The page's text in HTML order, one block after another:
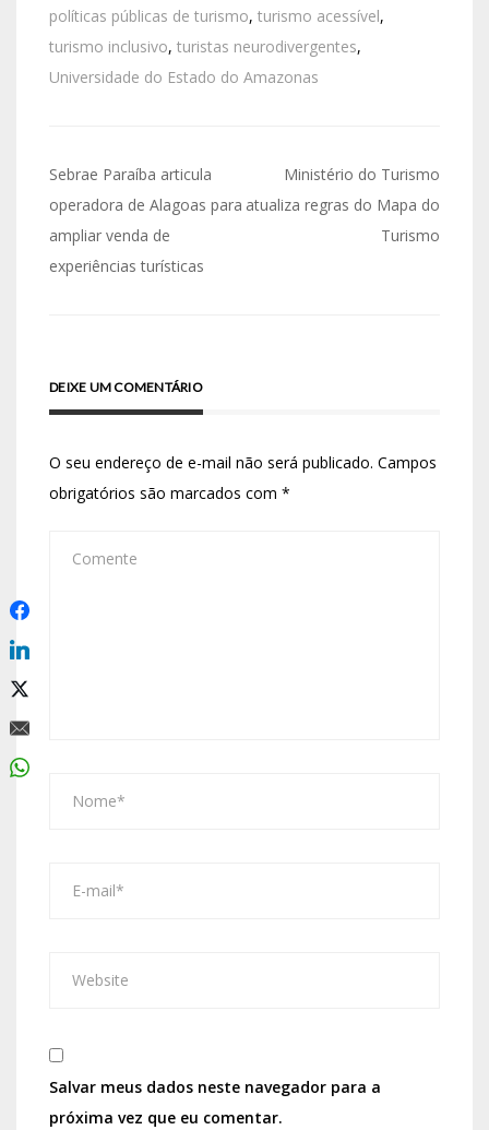
políticas públicas de turismo, turismo acessível,
turismo inclusivo, turistas neurodivergentes,
Universidade do Estado do Amazonas
Sebrae Paraíba articula
operadora de Alagoas para
ampliar venda de
experiências turísticas
Ministério do Turismo
atualiza regras do Mapa do
Turismo
DEIXE UM COMENTÁRIO
O seu endereço de e-mail não será publicado. Campos
obrigatórios são marcados com *
Salvar meus dados neste navegador para a
próxima vez que eu comentar.